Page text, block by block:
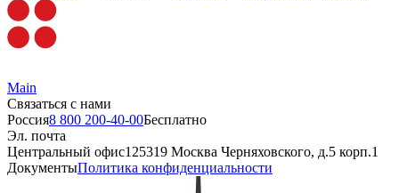
Main
Связаться с нами
Россия8 800 200-40-00Бесплатно
Эл. почта
Центральный офис125319 Москва Черняховского, д.5 корп.1
ДокументыПолитика конфиденциальности